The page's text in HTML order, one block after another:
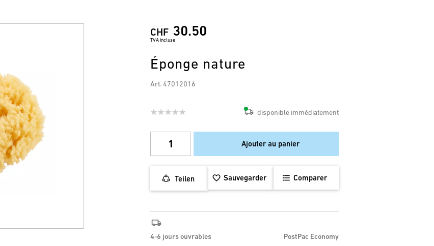
CHF 30.50
TVA incluse
Éponge nature
Art. 47012016
disponible immédiatement
Ajouter au panier
Teilen Sauvegarder Comparer
4-6 jours ouvrables
PostPac Economy